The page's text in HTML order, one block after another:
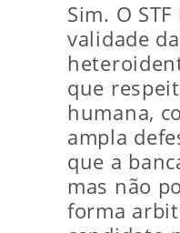
Sim. O
validade da
que
humana,
ampla
que a
mas não
forma